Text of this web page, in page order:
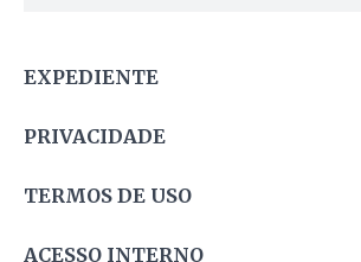
EXPEDIENTE
PRIVACIDADE
TERMOS DE USO
ACESSO INTERNO